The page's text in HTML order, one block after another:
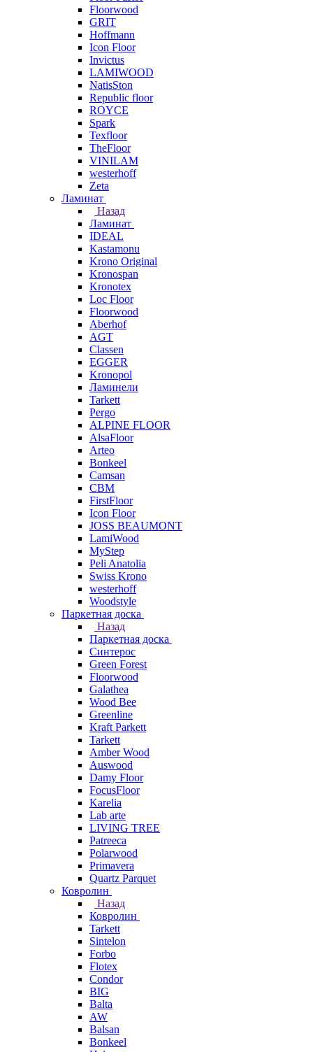
Floorwood
GRIT
Hoffmann
Icon Floor
Invictus
LAMIWOOD
NatisSton
Republic floor
ROYCE
Spark
Texfloor
TheFloor
VINILAM
westerhoff
Zeta
Ламинат
Назад
Ламинат
IDEAL
Kastamonu
Krono Original
Kronospan
Kronotex
Loc Floor
Floorwood
Aberhof
AGT
Classen
EGGER
Kronopol
Ламинели
Tarkett
Pergo
ALPINE FLOOR
AlsaFloor
Arteo
Bonkeel
Camsan
CBM
FirstFloor
Icon Floor
JOSS BEAUMONT
LamiWood
MyStep
Peli Anatolia
Swiss Krono
westerhoff
Woodstyle
Паркетная доска
Назад
Паркетная доска
Синтерос
Green Forest
Floorwood
Galathea
Wood Bee
Greenline
Kraft Parkett
Tarkett
Amber Wood
Auswood
Damy Floor
FocusFloor
Karelia
Lab arte
LIVING TREE
Patreeca
Polarwood
Primavera
Quartz Parquet
Ковролин
Назад
Ковролин
Tarkett
Sintelon
Forbo
Flotex
Condor
BIG
Balta
AW
Balsan
Bonkeel